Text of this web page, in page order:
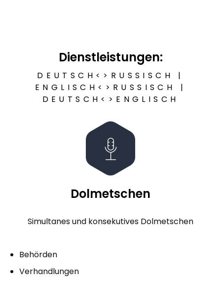
Dienstleistungen:
DEUTSCH<>RUSSISCH |
ENGLISCH<>RUSSISCH |
DEUTSCH<>ENGLISCH
Dolmetschen
Simultanes und konsekutives Dolmetschen
Behörden
Verhandlungen